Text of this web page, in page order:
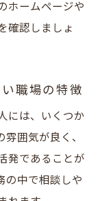
ホームページや
確認しましょ
職場の特徴
には、いくつか
囲気が良く、
発であることが
の中で相談しや